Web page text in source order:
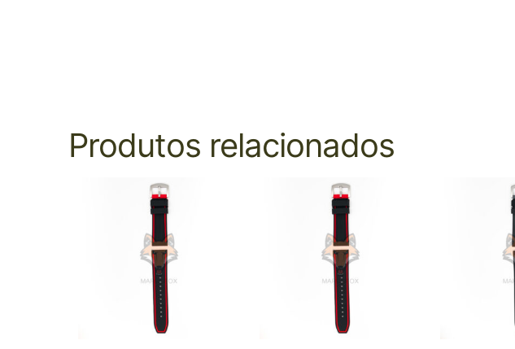
Produtos relacionados